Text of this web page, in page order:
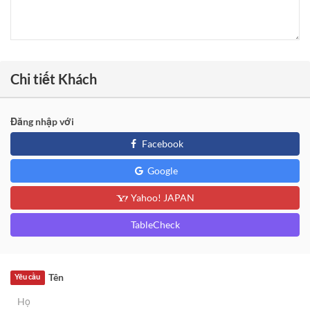
Chi tiết Khách
Đăng nhập với
Facebook
Google
Yahoo! JAPAN
TableCheck
Tên
Yêu cầu